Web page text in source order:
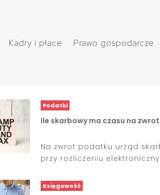
Kadry i płace Prawo gospodarcze
Podatki
Ile skarbowy ma czasu na
Na zwrot podatku urząd
przy rozliczeniu
Księgowość